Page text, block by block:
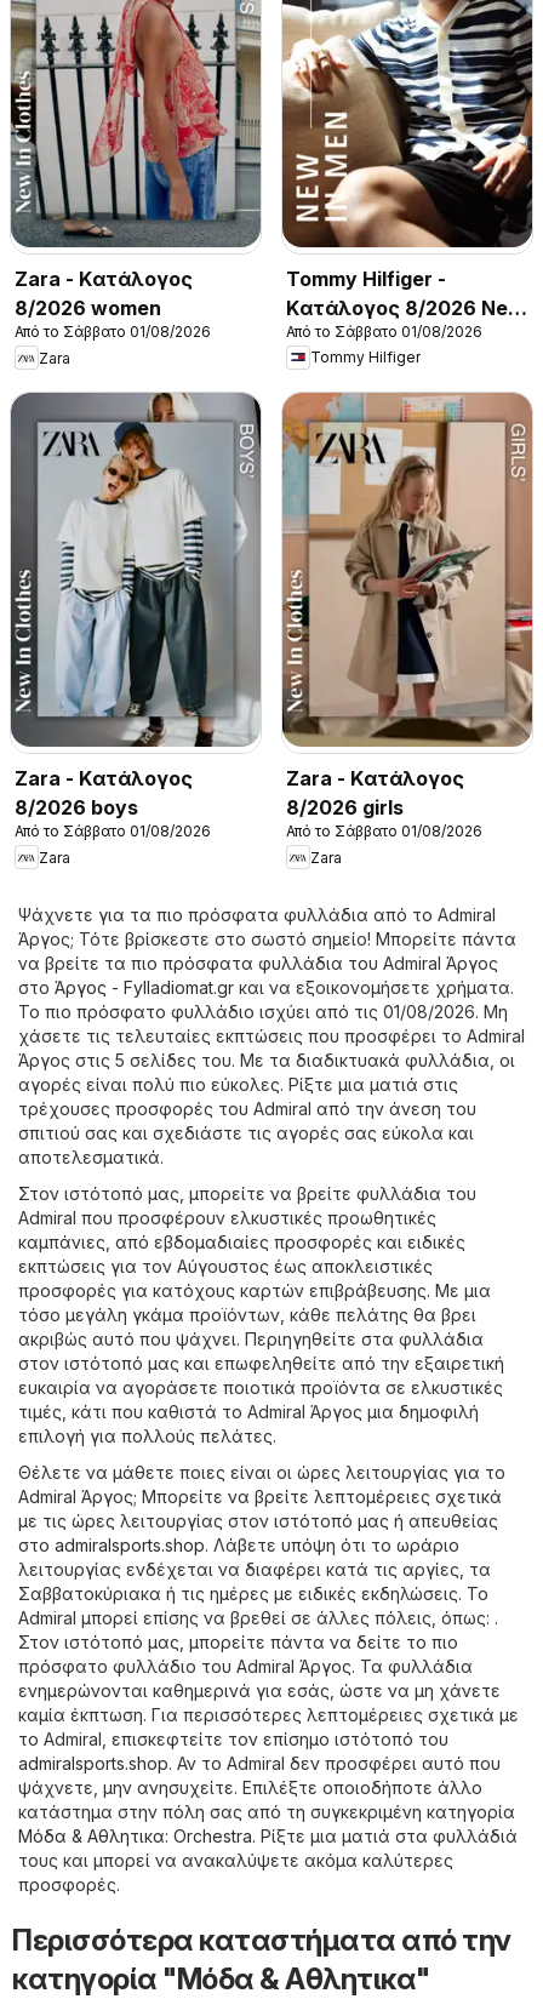
Zara - Kατάλογος
8/2026 women
Από το Σάββατο 01/08/2026
Zara
Tommy Hilfiger -
Kατάλογος 8/2026 New
in Men
Από το Σάββατο 01/08/2026
Tommy Hilfiger
Zara - Kατάλογος
8/2026 boys
Από το Σάββατο 01/08/2026
Zara
Zara - Kατάλογος
8/2026 girls
Από το Σάββατο 01/08/2026
Zara
Ψάχνετε για τα πιο πρόσφατα φυλλάδια από το Admiral
Άργος; Τότε βρίσκεστε στο σωστό σημείο! Μπορείτε πάντα
να βρείτε τα πιο πρόσφατα φυλλάδια του Admiral Άργος
στο Άργος - Fylladiomat.gr και να εξοικονομήσετε χρήματα.
Το πιο πρόσφατο φυλλάδιο ισχύει από τις 01/08/2026. Μη
χάσετε τις τελευταίες εκπτώσεις που προσφέρει το Admiral
Άργος στις 5 σελίδες του. Με τα διαδικτυακά φυλλάδια, οι
αγορές είναι πολύ πιο εύκολες. Ρίξτε μια ματιά στις
τρέχουσες προσφορές του Admiral από την άνεση του
σπιτιού σας και σχεδιάστε τις αγορές σας εύκολα και
αποτελεσματικά.
Στον ιστότοπό μας, μπορείτε να βρείτε φυλλάδια του
Admiral που προσφέρουν ελκυστικές προωθητικές
καμπάνιες, από εβδομαδιαίες προσφορές και ειδικές
εκπτώσεις για τον Αύγουστος έως αποκλειστικές
προσφορές για κατόχους καρτών επιβράβευσης. Με μια
τόσο μεγάλη γκάμα προϊόντων, κάθε πελάτης θα βρει
ακριβώς αυτό που ψάχνει. Περιηγηθείτε στα φυλλάδια
στον ιστότοπό μας και επωφεληθείτε από την εξαιρετική
ευκαιρία να αγοράσετε ποιοτικά προϊόντα σε ελκυστικές
τιμές, κάτι που καθιστά το Admiral Άργος μια δημοφιλή
επιλογή για πολλούς πελάτες.
Θέλετε να μάθετε ποιες είναι οι ώρες λειτουργίας για το
Admiral Άργος; Μπορείτε να βρείτε λεπτομέρειες σχετικά
με τις ώρες λειτουργίας στον ιστότοπό μας ή απευθείας
στο admiralsports.shop. Λάβετε υπόψη ότι το ωράριο
λειτουργίας ενδέχεται να διαφέρει κατά τις αργίες, τα
Σαββατοκύριακα ή τις ημέρες με ειδικές εκδηλώσεις. Το
Admiral μπορεί επίσης να βρεθεί σε άλλες πόλεις, όπως: .
Στον ιστότοπό μας, μπορείτε πάντα να δείτε το πιο
πρόσφατο φυλλάδιο του Admiral Άργος. Τα φυλλάδια
ενημερώνονται καθημερινά για εσάς, ώστε να μη χάνετε
καμία έκπτωση. Για περισσότερες λεπτομέρειες σχετικά με
το Admiral, επισκεφτείτε τον επίσημο ιστότοπό του
admiralsports.shop. Αν το Admiral δεν προσφέρει αυτό που
ψάχνετε, μην ανησυχείτε. Επιλέξτε οποιοδήποτε άλλο
κατάστημα στην πόλη σας από τη συγκεκριμένη κατηγορία
Μόδα & Aθλητικα: Orchestra. Ρίξτε μια ματιά στα φυλλάδιά
τους και μπορεί να ανακαλύψετε ακόμα καλύτερες
προσφορές.
Περισσότερα καταστήματα από την
κατηγορία "Μόδα & Aθλητικα"